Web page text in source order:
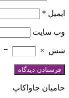
ایمیل *
وب‌ سایت
شش ×
=
حامیان جاواکاپ